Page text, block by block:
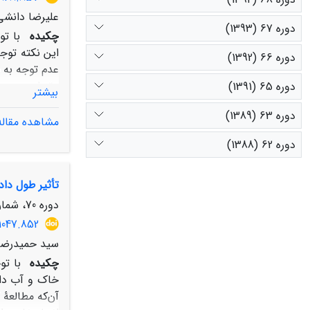
علیرضا
چکیده با
این نکته
عدم توجه
مقبولیت
بررسی
استفاده در
صورت اجرا
آبی کم به
طرح‌ها، طرح
بیشتر
مشاهده
تأثیر طول
دوره 70، شماره 2، تابستان 1396، صفحه
سید
چکیده با
خاک و آب
آن‌که
دوره 67 (1393)
دوره 66 (1392)
دوره 65 (1391)
دوره 63 (1389)
دوره 62 (1388)